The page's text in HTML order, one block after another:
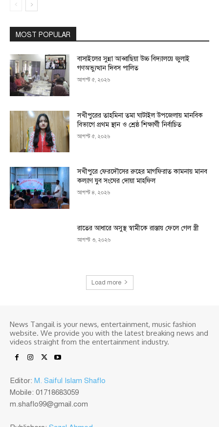
MOST POPULAR
বাসাইলের সুন্না আব্বাছিয়া উচ্চ বিদ্যালয়ে জুলাই
গণঅভ্যুত্থান দিবস পালিত
আগস্ট ৫, ২০২৬
সখীপুরের তাহমিনা তমা ঘাটাইল উপজেলায় মানবিক
বিভাগে প্রথম স্থান ও শ্রেষ্ঠ শিক্ষার্থী নির্বাচিত
আগস্ট ৫, ২০২৬
সখীপুরে ফেরদৌসের রুহের মাগফিরাত কামনায় মানব
কল্যাণ যুব সংঘের দোয়া মাহফিল
আগস্ট ৪, ২০২৬
রাতের আধারে অসুস্থ স্বামীকে রাস্তায় ফেলে গেল স্ত্রী
আগস্ট ৩, ২০২৬
Load more
News Tangail is your news, entertainment, music fashion
website. We provide you with the latest breaking news and
videos straight from the entertainment industry.
Editor: M. Saiful Islam Shaflo
Mobile: 01718683059
m.shaflo99@gmail.com